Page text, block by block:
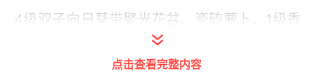
4级双子向日葵带聚光花盆、瓷砖萝卜、1级香
蕉（2或3级也可以，4级不行会放大）、3-4
级火龙草、1级地雷（2或3级也可以，4级不行
点击查看完整内容